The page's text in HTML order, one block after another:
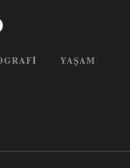
YAŞAM